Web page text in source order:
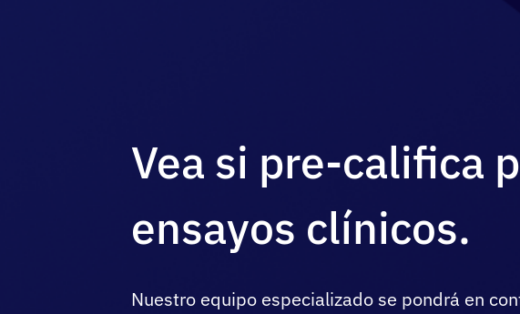
Vea si pre-califica
ensayos clínicos.
Nuestro equipo especializado se pondrá en